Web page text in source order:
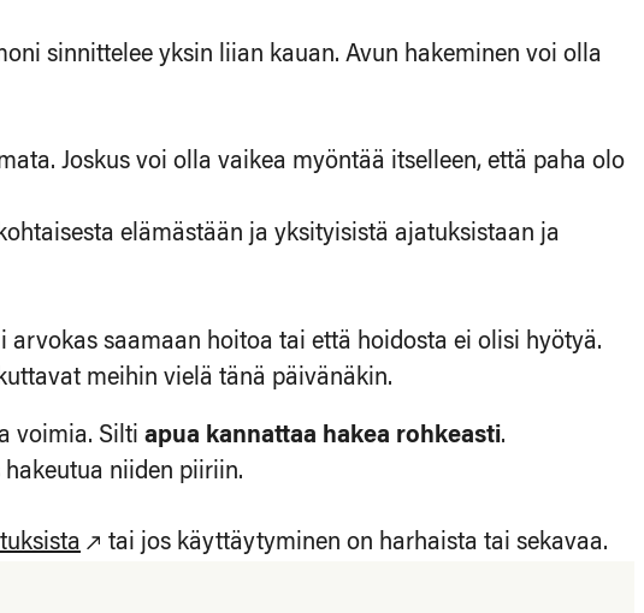
sinnittelee yksin liian kauan. Avun hakeminen voi olla
Joskus voi olla vaikea myöntää itselleen, että paha olo
elämästään ja yksityisistä ajatuksistaan ja
saamaan hoitoa tai että hoidosta ei olisi hyötyä.
meihin vielä tänä päivänäkin.
voimia. Silti apua kannattaa hakea rohkeasti.
niiden piiriin.
tai jos käyttäytyminen on harhaista tai sekavaa.